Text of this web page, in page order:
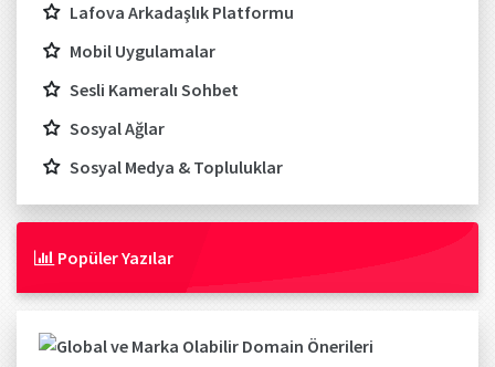
Lafova Arkadaşlık Platformu
Mobil Uygulamalar
Sesli Kameralı Sohbet
Sosyal Ağlar
Sosyal Medya & Topluluklar
Popüler Yazılar